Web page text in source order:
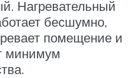
Нагревательный
бесшумно,
помещение и
минимум